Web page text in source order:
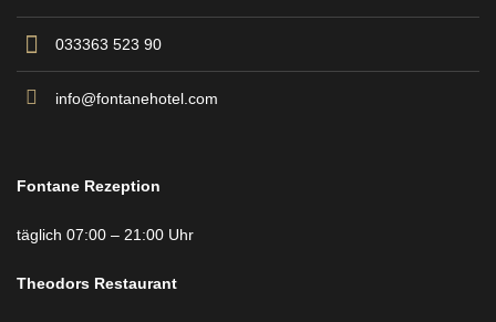
033363 523 90
info@fontanehotel.com
Fontane Rezeption
täglich 07:00 – 21:00 Uhr
Theodors Restaurant